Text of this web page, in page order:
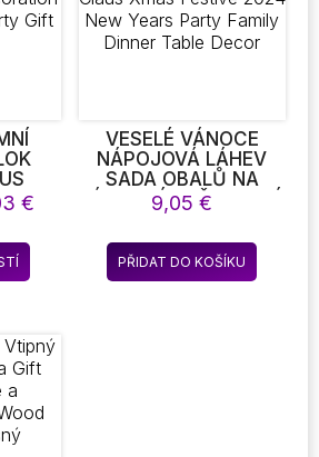
na
na
stránce
€
Tento
produkt
variant.
Možnosti
vybrat
VESELÉ VÁNOCE
NÁPOJOVÁ LÁHEV
SADA OBALŮ NA
LÁHVE VÍNA ČERVENÝ
KLOBOUK SANTA
CLAUS XMAS FESTIVE
2024 NEW YEARS
PARTY FAMILY DINNER
9,05€
PŘIDAT DO KOŠÍKU